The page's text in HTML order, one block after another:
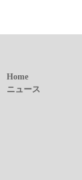
Home
ニュース